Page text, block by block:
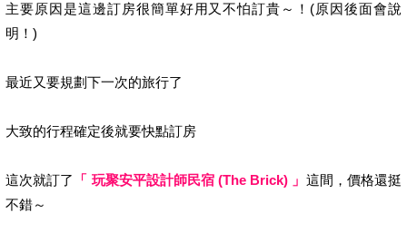
主要原因是這邊訂房很簡單好用又不怕訂貴～！(原因後面會說
明！)
最近又要規劃下一次的旅行了
大致的行程確定後就要快點訂房
這次就訂了 「 玩聚安平設計師民宿 (The Brick) 」 這間，價格還挺
不錯～